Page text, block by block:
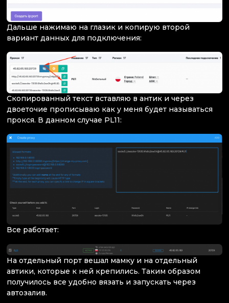
Дальше нажимаю на глазик и копирую второй
вариант данных для подключения:
Скопированный текст вставляю в антик и через
двоеточие прописываю как у меня будет называться
прокся. В данном случае PL11:
Все работает:
На отдельный порт вешал мамку и на отдельный
автики, которые к ней крепились. Таким образом
получилось все удобно вязать и запускать через
автозалив.